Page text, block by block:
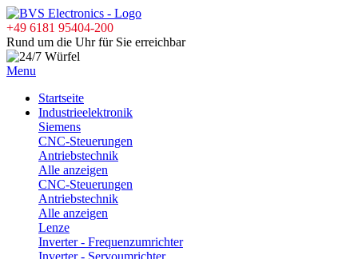
+49 6181 95404-200
Rund um die Uhr für Sie erreichbar
Menu
Startseite
Industrieelektronik
Siemens
CNC-Steuerungen
Antriebstechnik
Alle anzeigen
CNC-Steuerungen
Antriebstechnik
Alle anzeigen
Lenze
Inverter - Frequenzumrichter
Inverter - Servoumrichter